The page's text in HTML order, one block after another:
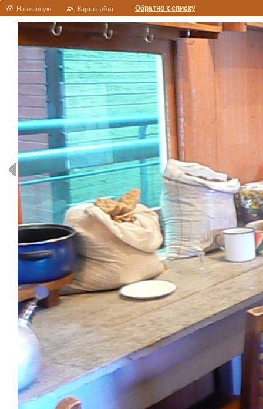
На главную Карта сайта Обратно к списку